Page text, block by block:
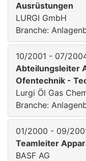
Ausrüstungen
LURGI GmbH
Branche:
10/2001 - 07/
Abteilungsleiter
Ofentechnik -
Lurgi Öl Gas
Branche:
01/2000 - 09/
Teamleiter
BASF AG